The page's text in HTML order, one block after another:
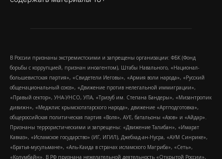
В России признаны экстремистскими и запрещены организации: ФБК (Фонд
борьбы с коррупцией, признан иноагентом), Штабы Навального, «Национал-
большевистская партия», «Свидетели Иеговы», «Армия воли народа», «Русский
общенациональный союз», «Движение против нелегальной иммиграции»,
«Правый сектор», УНА-УНСО, УПА, «Тризуб им. Степана Бандеры», «Мизантропик
дивижн», «Меджлис крымскотатарского народа», движение «Артподготовка»,
общероссийская политическая партия «Воля», АУЕ, батальоны «Азов» и «Айдар».
Признаны террористическими и запрещены: «Движение Талибан», «Имарат
Кавказ», «Исламское государство» (ИГ, ИГИЛ), Джебхад-ан-Нусра, «АУМ Синрике»,
«Братья-мусульмане», «Аль-Каида в странах исламского Магриба», «Сеть»,
«Колумбайн». В РФ признана нежелательной деятельность «Открытой России»,